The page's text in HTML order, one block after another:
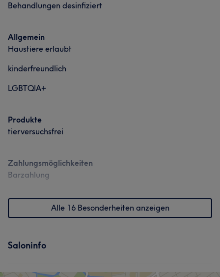
Behandlungen desinfiziert
Allgemein
Haustiere erlaubt
kinderfreundlich
LGBTQIA+
Produkte
tierversuchsfrei
Zahlungsmöglichkeiten
Barzahlung
Alle 16 Besonderheiten anzeigen
Saloninfo